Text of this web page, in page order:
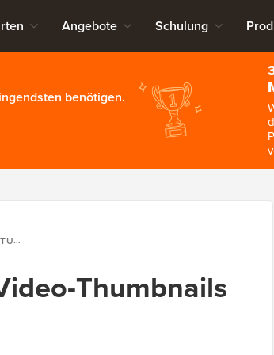
Angebote Schulung
benötigen.
HINZU
Thumbnails